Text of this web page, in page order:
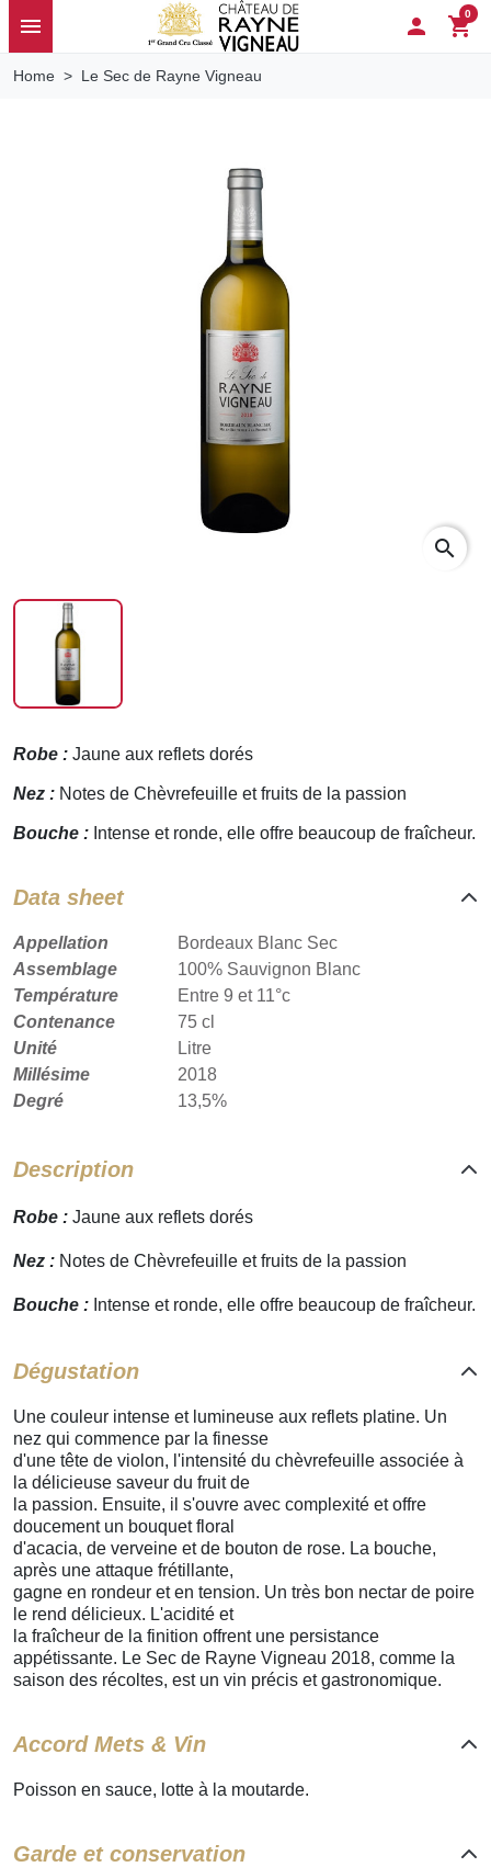
menu  shopping_cart
0
Home Le Sec de Rayne Vigneau
search
Robe : Jaune aux reflets dorés
Nez : Notes de Chèvrefeuille et fruits de la passion
Bouche : Intense et ronde, elle offre beaucoup de fraîcheur.
Data sheet
Appellation
Bordeaux Blanc Sec
Assemblage
100% Sauvignon Blanc
Température
Entre 9 et 11°c
Contenance
75 cl
Unité
Litre
Millésime
2018
Degré
13,5%
Description
Robe : Jaune aux reflets dorés
Nez : Notes de Chèvrefeuille et fruits de la passion
Bouche : Intense et ronde, elle offre beaucoup de fraîcheur.
Dégustation
Une couleur intense et lumineuse aux reflets platine. Un
nez qui commence par la finesse
d'une tête de violon, l'intensité du chèvrefeuille associée à
la délicieuse saveur du fruit de
la passion. Ensuite, il s'ouvre avec complexité et offre
doucement un bouquet floral
d'acacia, de verveine et de bouton de rose. La bouche,
après une attaque frétillante,
gagne en rondeur et en tension. Un très bon nectar de poire
le rend délicieux. L'acidité et
la fraîcheur de la finition offrent une persistance
appétissante. Le Sec de Rayne Vigneau 2018, comme la
saison des récoltes, est un vin précis et gastronomique.
Accord Mets & Vin
Poisson en sauce, lotte à la moutarde.
Garde et conservation